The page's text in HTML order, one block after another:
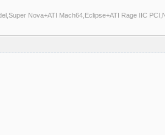
Nova+ATI Mach64,Eclipse+ATI Rage IIC